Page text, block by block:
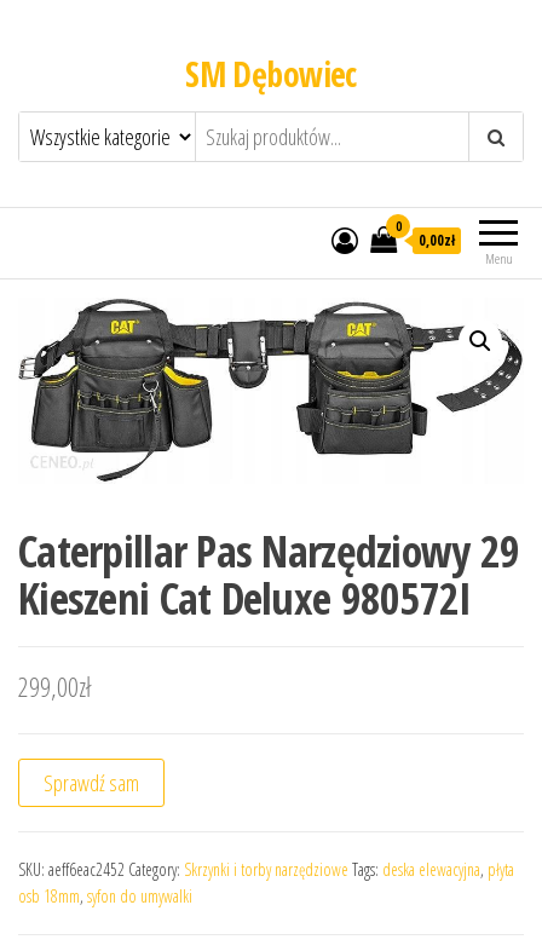
SM Dębowiec
Menu
0
0,00zł
Caterpillar Pas Narzędziowy 29
Kieszeni Cat Deluxe 980572I
299,00zł
Sprawdź sam
SKU: aeff6eac2452 Category: Skrzynki i torby narzędziowe Tags: deska elewacyjna, płyta
osb 18mm, syfon do umywalki